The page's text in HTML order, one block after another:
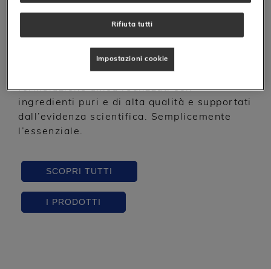
sia l’elemento più importante, ecco perché
una linea di integratori di qualità
professionale. Offriamo prodotti con una
formulazione unica realizzati con
ingredienti puri e di alta qualità e supportati
dall’evidenza scientifica. Semplicemente
l’essenziale.
SCOPRI TUTTI
I PRODOTTI
Rifiuta tutti
Impostazioni cookie